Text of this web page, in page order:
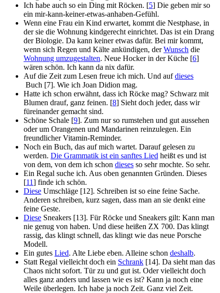
Ich habe auch so ein Ding mit Röcken. [5] Die geben mir so
ein mir-kann-keiner-etwas-anhaben-Gefühl.
Wenn eine Frau ein Kind erwartet, kommt die Nestphase, in
der sie die Wohnung kindgerecht einrichtet. Das ist ein Drang
der Biologie. Da kann keiner etwas dafür. Bei mir kommt,
wenn sich Regen und Kälte ankündigen, derWunsch die
Wohnung umzugestalten. Neue Hocker in der Küche [6]
wären schön. Ich kann da nix dafür.
Auf die Zeit zum Lesen freue ich mich. Und aufdieses
Buch [7]. Wie ich Joan Didion mag.
Hatte ich schon erwähnt, dass ich Röcke mag? Schwarz mit
Blumen drauf, ganz feinen. [8] Sieht doch jeder, dass wir
füreinander gemacht sind.
Schöne Schale [9]. Zum nur so rumstehen und gut aussehen
oder um Orangenen und Mandarinen reinzulegen. Ein
freundlicher Vitamin-Reminder.
Noch ein Buch, das auf mich wartet. Darauf gelesen zu
werden. Die Grammatik ist ein sanftes Lied heißt es und ist
von dem, von dem ich schon dieses so sehr mochte. So sehr.
Ein Regal suche ich. Aus oben genannten Gründen. Dieses
[11] finde ich schön.
Diese Umschläge [12]. Schreiben ist so eine feine Sache.
Anderen schreiben, kurz sagen, dass man an sie denkt eine
feine Geste.
Diese Sneakers [13]. Für Röcke und Sneakers gilt: Kann man
nie genug von haben. Und diese heißen ZX 700. Das klingt
rassig, das klingt schnell, das klingt wie das neue Porsche
Modell.
Ein gutes Lied. Alte Liebe eben. Alleine schon deshalb.
Statt Regal vielleicht doch ein Schrank [14]. Da sieht man das
Chaos nicht sofort. Tür zu und gut ist. Oder vielleicht doch
alles ganz anders und lassen wie es ist? Kann ja noch eine
Weile überlegen. Ich habe ja noch Zeit. Ganz viel Zeit.